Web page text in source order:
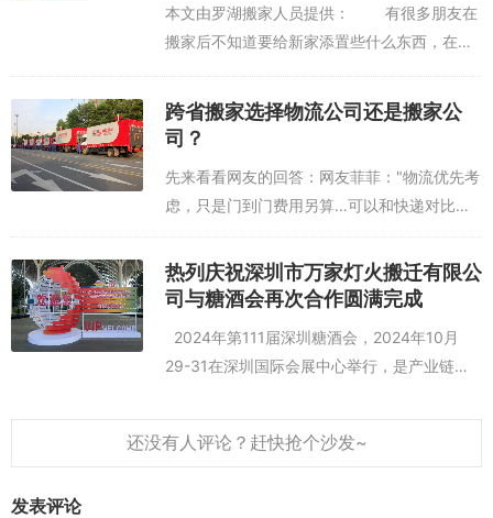
本文由罗湖搬家人员提供： 有很多朋友在
搬家后不知道要给新家添置些什么东西，在这
大家说说吧！&nb...
跨省搬家选择物流公司还是搬家公
司？
先来看看网友的回答：网友菲菲："物流优先考
虑，只是门到门费用另算…可以和快递对比一
下"网友流年："书本多的话选择物流，一立方
之类开始，物流收费就是年纪大按照面积算，
重量大...
热列庆祝深圳市万家灯火搬迁有限公
司与糖酒会再次合作圆满完成
2024年第111届深圳糖酒会，2024年10月
29-31在深圳国际会展中心举行，是产业链上
同发展。为打造全产业链品牌展示、宣传推
广、技术交流、贸...
发表评论